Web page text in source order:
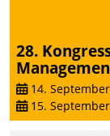
28.
14.
15.